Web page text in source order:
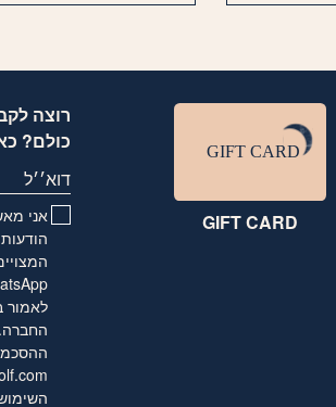
רוצה
כולם?
דוא׳׳ל
אני
לאמור
GIFT CARD